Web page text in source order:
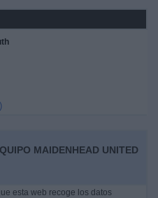
MAIDENHEAD UNITED
esta web recoge los datos